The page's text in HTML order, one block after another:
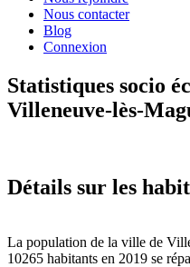
Nous contacter
Blog
Connexion
Statistiques socio
Villeneuve-lès-
Détails sur les
La population de la ville de
10265 habitants en 2019 se